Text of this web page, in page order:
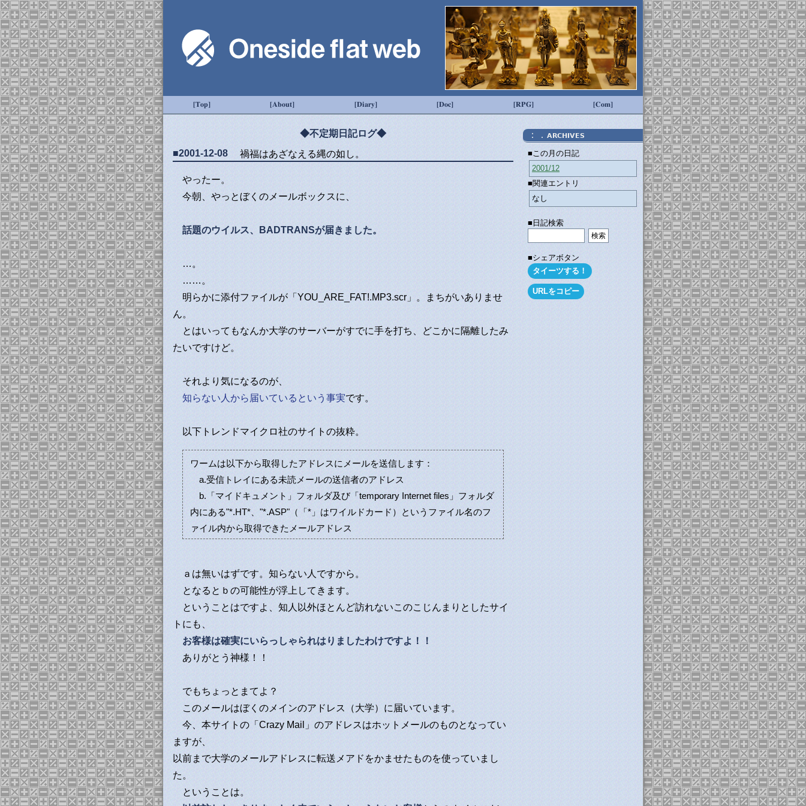
[Top] [About] [Diary] [Doc] [RPG] [Com]
◆不定期日記ログ◆
■2001-12-08
禍福はあざなえる縄の如し。
やったー。
今朝、やっとぼくのメールボックスに、
話題のウイルス、BADTRANSが届きました。
…。
……。
明らかに添付ファイルが「YOU_ARE_FAT!.MP3.scr」。まちがいありませ
ん。
とはいってもなんか大学のサーバーがすでに手を打ち、どこかに隔離したみ
たいですけど。
それより気になるのが、
知らない人から届いているという事実です。
以下トレンドマイクロ社のサイトの抜粋。
ワームは以下から取得したアドレスにメールを送信します：
a.受信トレイにある未読メールの送信者のアドレス
b.「マイドキュメント」フォルダ及び「temporary Internet files」フォルダ
内にある"*.HT*、"*.ASP"（「*」はワイルドカード）というファイル名のフ
ァイル内から取得できたメールアドレス
ａは無いはずです。知らない人ですから。
となるとｂの可能性が浮上してきます。
ということはですよ、知人以外ほとんど訪れないこのこじんまりとしたサイ
トにも、
お客様は確実にいらっしゃられはりましたわけですよ！！
ありがとう神様！！
でもちょっとまてよ？
このメールはぼくのメインのアドレス（大学）に届いています。
今、本サイトの「Crazy Mail」のアドレスはホットメールのものとなってい
ますが、
以前まで大学のメールアドレスに転送メアドをかませたものを使っていまし
た。
ということは。
：． ARCHIVES
■この月の日記
2001/12
■関連エントリ
なし
■日記検索
■シェアボタン
タイーツする！
URLをコピー